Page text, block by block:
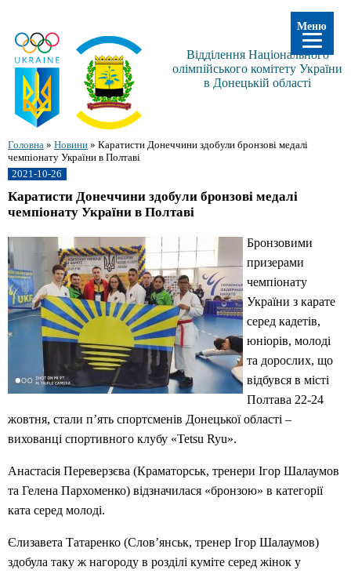
Відділення Національного
олімпійського комітету України
в Донецькій області
Головна » Новини » Каратисти Донеччини здобули бронзові медалі
чемпіонату України в Полтаві
2021-10-26
Каратисти Донеччини здобули бронзові медалі
чемпіонату України в Полтаві
Бронзовими
призерами
чемпіонату
України з карате
серед кадетів,
юніорів, молоді
та дорослих, що
відбувся в місті
Полтава 22-24
жовтня, стали п’ять спортсменів Донецької області –
вихованці спортивного клубу «Tetsu Ryu».
Анастасія Переверзєва (Краматорськ, тренери Ігор Шалаумов
та Гелена Пархоменко) відзначилася «бронзою» в категорії
ката серед молоді.
Єлизавета Татаренко (Слов’янськ, тренер Ігор Шалаумов)
здобула таку ж нагороду в розділі куміте серед жінок у
Меню